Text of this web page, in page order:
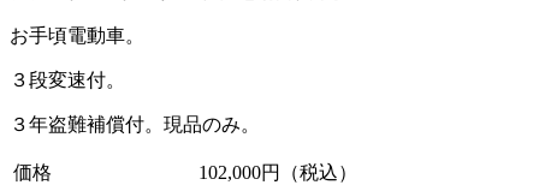
お手頃電動車。
３段変速付。
３年盗難補償付。現品のみ。
価格
102,000円（税込）